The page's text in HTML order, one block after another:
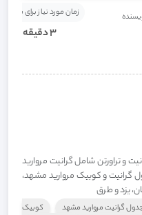
زمان مورد نیاز برای مطالعه
3 دقیقه
و تراورتن شامل گرانیت مروارید
گرانیت و کوبیک مروارید مشهد،
یزد و طرق
گرانیت مروارید مشهد
کوبیک